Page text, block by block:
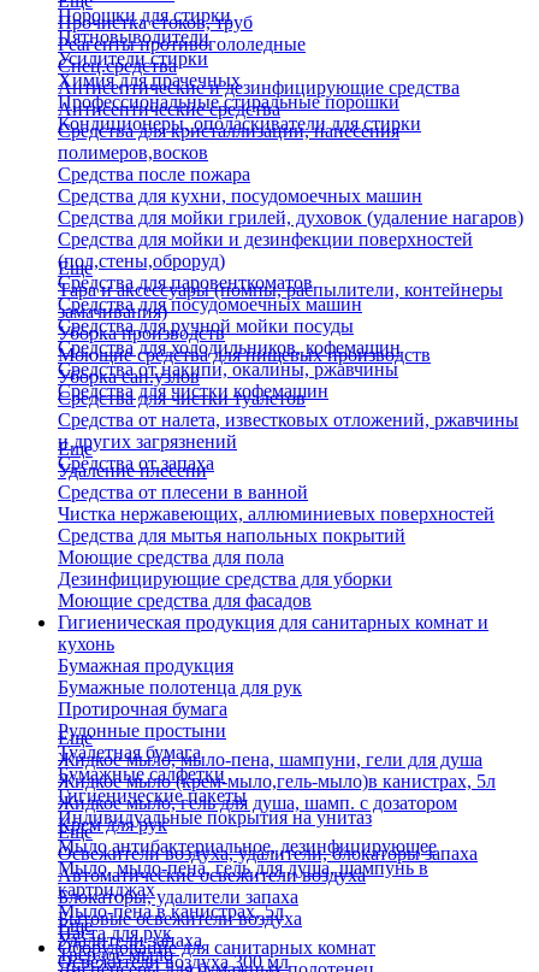
Порошки для стирки
Пятновыводители
Усилители стирки
Химия для прачечных
Профессиональные стиральные порошки
Кондиционеры, ополаскиватели для стирки
Прочистка стоков, труб
Реагенты противогололедные
Спец.средства
Антисептические и дезинфицирующие средства
Антисептические средства
Средства для кристаллизации, нанесения
полимеров,восков
Средства после пожара
Средства для кухни, посудомоечных машин
Средства для мойки грилей, духовок (удаление нагаров)
Средства для мойки и дезинфекции поверхностей
(пол,стены,оброруд)
Средства для паровенткоматов
Средства для посудомоечных машин
Средства для ручной мойки посуды
Средства для холодильников, кофемашин
Средства от накипи, окалины, ржавчины
Средства для чистки кофемашин
Еще
Тара и аксессуары (помпы, распылители, контейнеры
замачивания)
Уборка производств
Моющие средства для пищевых производств
Уборка сан.узлов
Средства для чистки туалетов
Средства от налета, известковых отложений, ржавчины
и других загрязнений
Средства от запаха
Еще
Удаление плесени
Средства от плесени в ванной
Чистка нержавеющих, аллюминиевых поверхностей
Средства для мытья напольных покрытий
Моющие средства для пола
Дезинфицирующие средства для уборки
Моющие средства для фасадов
Гигиеническая продукция для санитарных комнат и
кухонь
Бумажная продукция
Бумажные полотенца для рук
Протирочная бумага
Рулонные простыни
Туалетная бумага
Бумажные салфетки
Гигиенические пакеты
Индивидуальные покрытия на унитаз
Еще
Жидкое мыло, мыло-пена, шампуни, гели для душа
Жидкое мыло (крем-мыло,гель-мыло)в канистрах, 5л
Жидкое мыло, гель для душа, шамп. с дозатором
Крем для рук
Мыло антибактериальное, дезинфицирующее
Мыло, мыло-пена, гель для душа, шампунь в
картриджах
Мыло-пена в канистрах, 5л
Паста для рук
Твердое мыло
Еще
Освежители воздуха, удалители, блокаторы запаха
Автоматические освежители воздуха
Блокаторы, удалители запаха
Бытовые освежители воздуха
Удалители запаха
Освежители воздуха 300 мл
Еще
Оборудование для санитарных комнат